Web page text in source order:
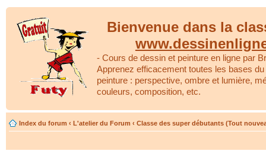
Bienvenue dans la
- Cours de dessin et peinture en ligne par
Apprenez efficacement toutes les bases
peinture : perspective, ombre et lumière,
couleurs, composition, etc.
Index du forum ‹ L'atelier du Forum ‹ Classe des super débutants (Tout